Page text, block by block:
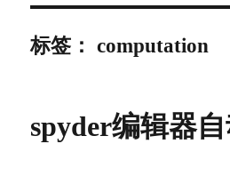
标签：computation
spyder编辑器